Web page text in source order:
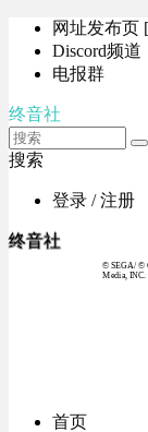
网址发布页
Discord频道
电报群
终音社
搜索
登录 / 注册
终音社
© SEGA / ©
Media, INC.
首页